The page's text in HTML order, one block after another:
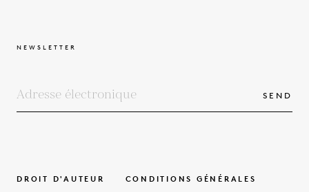
NEWSLETTER
SEND
DROIT D'AUTEUR CONDITIONS GÉNÉRALES